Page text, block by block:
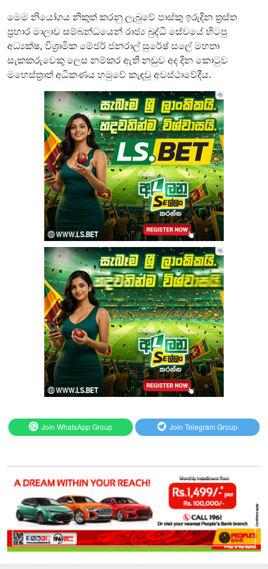
මෙම නියෝගය නිකුත් කරනු ලැබුවේ පාස්කු ඉරුදින ත්‍රස්ත
ප්‍රහාර මාලාව සම්බන්ධයෙන් රාජ්‍ය බුද්ධි සේවයේ හිටපු
අධ්‍යක්ෂ, විශ්‍රාමික මේජර් ජනරාල් සුරේෂ් සලේ මහතා
සැකකරුවෙකු ලෙස නම්කර ඇති නඩුව අද දින කොටුව
මහෙස්ත්‍රාත් අධිකණය හමුවේ කැඳවූ අවස්ථාවේදීය.
Join WhatsApp Group Join Telegram Group